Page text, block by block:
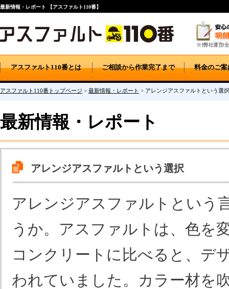
最新情報・レポート 【アスファルト110番】
※1弊社運営t
アスファルト110番とは ご相談から作業完了まで 料金のご案
アスファルト110番トップページ > 最新情報・レポート > アレンジアスファルトという選択
最新情報・レポート
アレンジアスファルトという選択
アレンジアスファルトという
うか。アスファルトは、色を
コンクリートに比べると、デ
われていました。カラー材を